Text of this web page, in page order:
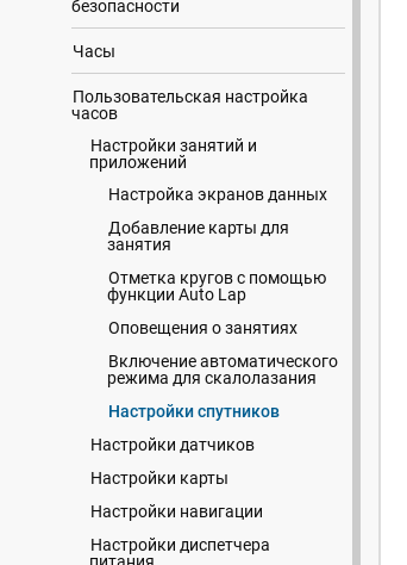
безопасности
Часы
Пользовательская настройка
часов
Настройки занятий и
приложений
Настройка экранов данных
Добавление карты для
занятия
Отметка кругов с помощью
функции Auto Lap
Оповещения о занятиях
Включение автоматического
режима для скалолазания
Настройки спутников
Настройки датчиков
Настройки карты
Настройки навигации
Настройки диспетчера